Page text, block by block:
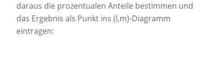
daraus die prozentualen Anteile bestimmen und
das Ergebnis als Punkt ins (l,m)-Diagramm
eintragen: